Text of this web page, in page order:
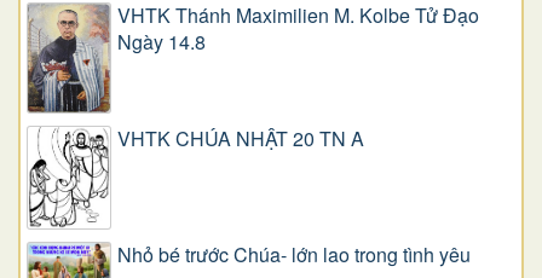
VHTK Thánh Maximilien M. Kolbe Tử Đạo
Ngày 14.8
VHTK CHÚA NHẬT 20 TN A
Nhỏ bé trước Chúa- lớn lao trong tình yêu